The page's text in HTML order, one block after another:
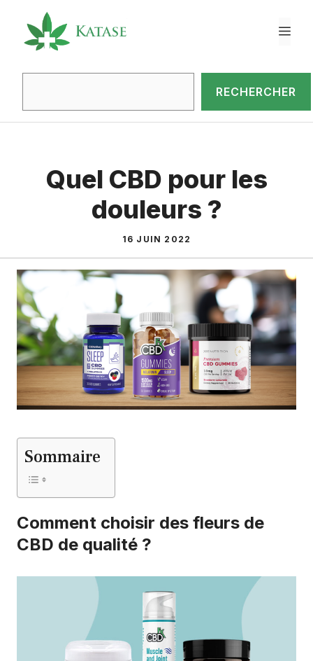
contenu
RECHERCHER
Quel CBD pour les
douleurs ?
16 JUIN 2022
Sommaire
Comment choisir des fleurs de
CBD de qualité ?